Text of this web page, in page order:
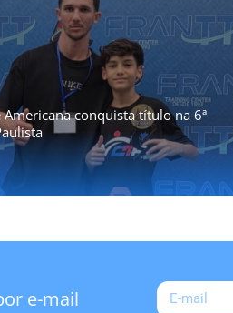
Americana conquista título na 6ª
e-mail